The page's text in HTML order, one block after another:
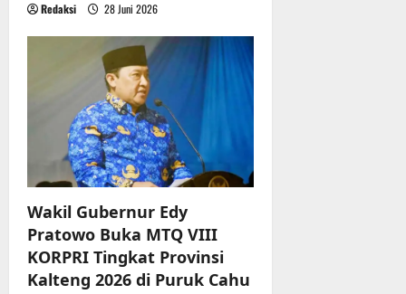
Redaksi 28 Juni 2026
Wakil Gubernur Edy
Pratowo Buka MTQ VIII
KORPRI Tingkat Provinsi
Kalteng 2026 di Puruk Cahu